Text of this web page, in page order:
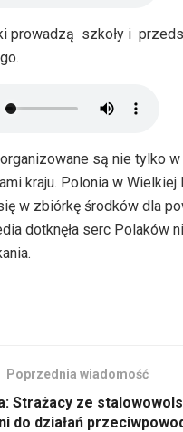
prowadzą szkoły i
są nie tylko
kraju. Polonia w Wielkiej
w zbiórkę środków dla
dotknęła serc Polaków
Poprzednia wiadomość
Strażacy ze
do działań